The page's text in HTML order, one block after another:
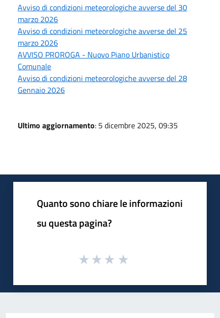
Avviso di condizioni meteorologiche avverse del 30
marzo 2026
Avviso di condizioni meteorologiche avverse del 25
marzo 2026
AVVISO PROROGA - Nuovo Piano Urbanistico
Comunale
Avviso di condizioni meteorologiche avverse del 28
Gennaio 2026
Ultimo aggiornamento: 5 dicembre 2025, 09:35
Quanto sono chiare le informazioni
su questa pagina?